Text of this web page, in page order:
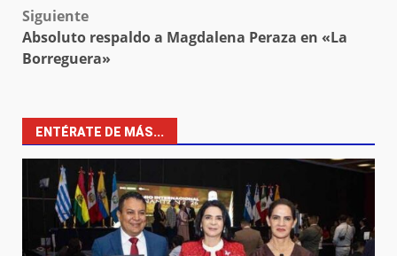
Siguiente
Absoluto respaldo a Magdalena Peraza en «La
Borreguera»
ENTÉRATE DE MÁS...